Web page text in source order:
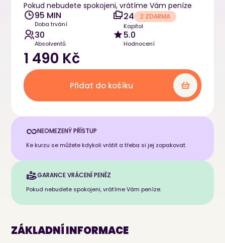
Pokud nebudete spokojeni, vrátíme Vám peníze
95 MIN
Doba trvání
24 2 ZDARMA
Kapitol
30
Absolventů
5.0
Hodnocení
1 490 Kč
Přidat do košíku
NEOMEZENÝ PŘÍSTUP
Ke kurzu se můžete kdykoli vrátit a třeba si jej zopakovat.
GARANCE VRÁCENÍ PENĚZ
Pokud nebudete spokojeni, vrátíme Vám peníze.
ZÁKLADNÍ INFORMACE